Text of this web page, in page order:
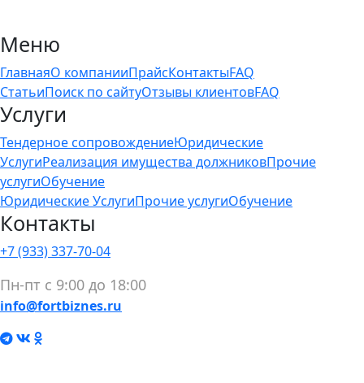
Меню
ГлавнаяО компанииПрайсКонтактыFAQ
СтатьиПоиск по сайтуОтзывы клиентовFAQ
Услуги
Тендерное сопровождениеЮридические
УслугиРеализация имущества должниковПрочие
услугиОбучение
Юридические УслугиПрочие услугиОбучение
Контакты
+7 (933) 337-70-04
Пн-пт с 9:00 до 18:00
info@fortbiznes.ru